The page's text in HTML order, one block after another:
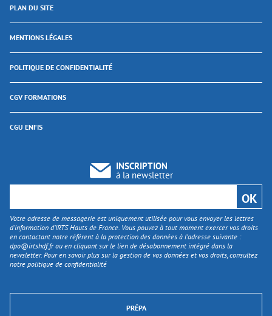
PLAN DU SITE
MENTIONS LÉGALES
POLITIQUE DE CONFIDENTIALITÉ
CGV FORMATIONS
CGU ENFIS
INSCRIPTION
à la newsletter
Votre adresse de messagerie est uniquement utilisée pour vous envoyer les lettres
d'information d’IRTS Hauts de France. Vous pouvez à tout moment exercer vos droits
en contactant notre référent à la protection des données à l’adresse suivante :
dpo@irtshdf.frou en cliquant sur le lien de désabonnement intégré dans la
newsletter. Pour en savoir plus sur la gestion de vos données et vos droits, consultez
notre politique de confidentialité
PRÉPA